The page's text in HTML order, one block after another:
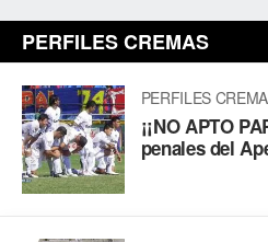
PERFILES CREMAS
PERFILES
¡¡NO APTO
penales del